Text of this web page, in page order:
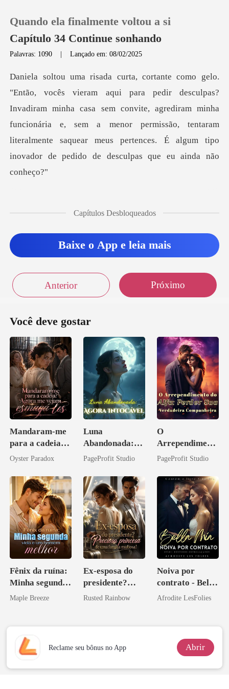
0
Loja
Quando ela finalmente voltou a si
Capítulo 34 Continue sonhando
Palavras: 1090 |Lançado em: 08/02/2025
nvadiram minha casa sem convite, agrediram minha
funcionária e, sem a menor permissão, tentaram
litera
Capítulos Desbloqueados
Baixe o App e leia mais
Anterior Próximo
Você deve gostar
Mandaram-me
para a cadeia?
Agora me
los
Oyster Paradox
Luna
Abandonada:
Agora Intocável
PageProfit Studio
O
Arrependiment
o do Alfa:
Verdadeira
Companheira
PageProfit Studio
Fênix da ruína:
Minha segunda
vida e um
Maple Breeze
Ex-esposa do
presidente?
Preciosa
mafiosa!
Rusted Rainbow
Noiva por
contrato - Bella
Mia
Afrodite LesFolies
Reclame seu bônus no App Abrir